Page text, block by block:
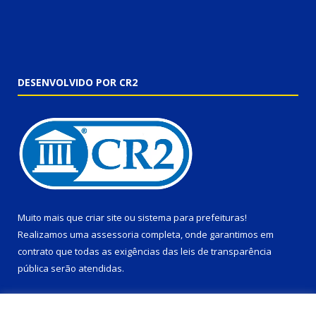
DESENVOLVIDO POR CR2
Muito mais que criar site ou sistema para prefeituras!
Realizamos uma assessoria completa, onde garantimos em
contrato que todas as exigências das leis de transparência
pública serão atendidas.